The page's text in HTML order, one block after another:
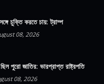
চুক্তি করতে চায়: ট্রাম্প
08, 2026
পুরো জাতির: ভারপ্রাপ্ত রাষ্ট্রপতি
08, 2026